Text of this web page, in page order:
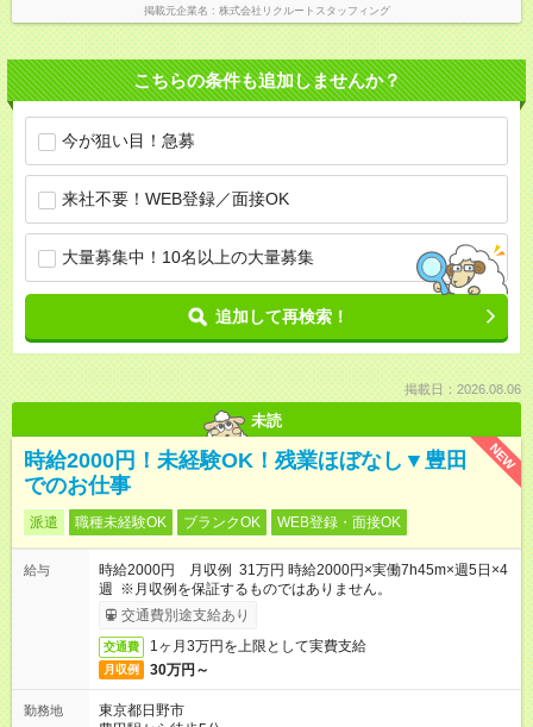
掲載元企業名 株式会社リクルートスタッフィング
こちらの条件も追加しませんか？
今が狙い目！急募
来社不要！WEB登録／面接OK
大量募集中！10名以上の大量募集
追加して再検索！
掲載日：2026.08.06
未読
NEW
時給2000円！未経験OK！残業ほぼなし▼豊田
でのお仕事
派遣 職種未経験OK ブランクOK WEB登録・面接OK
給与
時給2000円 月収例 31万円 時給2000円×実働7h45m×週5日×4
週 ※月収例を保証するものではありません。
交通費別途支給あり
交通費 1ヶ月3万円を上限として実費支給
月収例 30万円～
勤務地
東京都日野市